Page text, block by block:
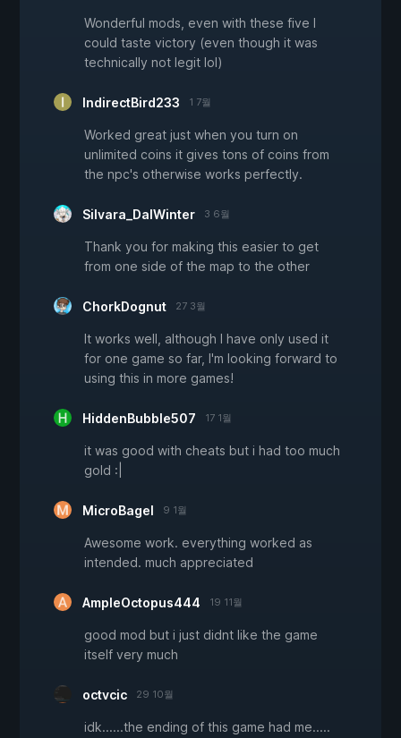
Wonderful mods, even with these five I
could taste victory (even though it was
technically not legit lol)
IndirectBird233 1 7월
Worked great just when you turn on
unlimited coins it gives tons of coins from
the npc's otherwise works perfectly.
Silvara_DalWinter 3 6월
Thank you for making this easier to get
from one side of the map to the other
ChorkDognut 27 3월
It works well, although I have only used it
for one game so far, I'm looking forward to
using this in more games!
HiddenBubble507 17 1월
it was good with cheats but i had too much
gold :|
MicroBagel 9 1월
Awesome work. everything worked as
intended. much appreciated
AmpleOctopus444 19 11월
good mod but i just didnt like the game
itself very much
octvcic 29 10월
idk......the ending of this game had me.....